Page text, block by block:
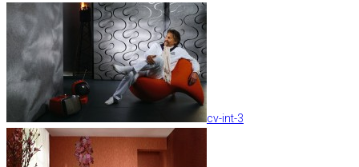
cv-int-3